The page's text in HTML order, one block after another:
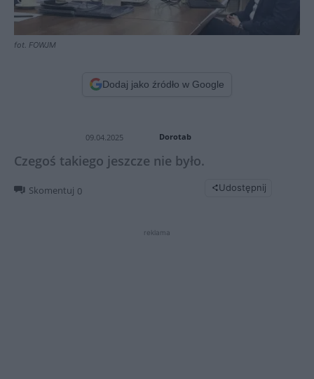
fot. FOWJM
Dodaj jako źródło w Google
09.04.2025 Dorotab
Czegoś takiego jeszcze nie było.
Skomentuj 0 Udostępnij
reklama